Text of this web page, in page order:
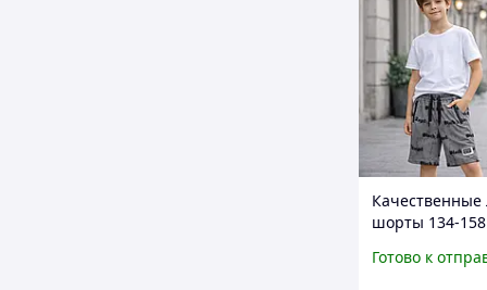
Качественные
шорты 134-
модные серые
Готово к